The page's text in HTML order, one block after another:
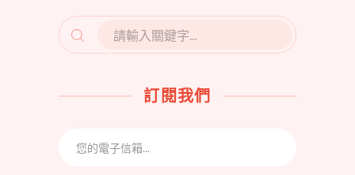
SEARCH
FOR:
訂閱我們